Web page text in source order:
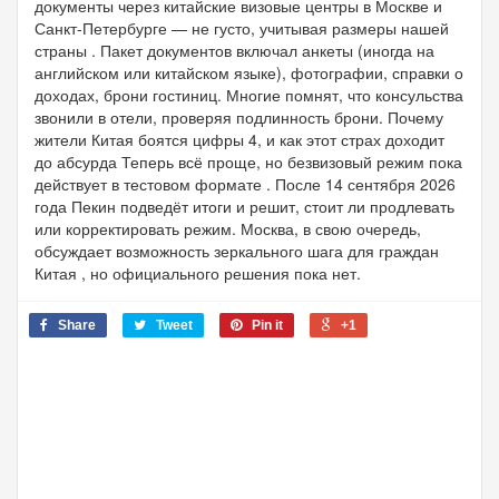
документы через китайские визовые центры в Москве и
Санкт-Петербурге — не густо, учитывая размеры нашей
страны . Пакет документов включал анкеты (иногда на
английском или китайском языке), фотографии, справки о
доходах, брони гостиниц. Многие помнят, что консульства
звонили в отели, проверяя подлинность брони. Почему
жители Китая боятся цифры 4, и как этот страх доходит
до абсурда Теперь всё проще, но безвизовый режим пока
действует в тестовом формате . После 14 сентября 2026
года Пекин подведёт итоги и решит, стоит ли продлевать
или корректировать режим. Москва, в свою очередь,
обсуждает возможность зеркального шага для граждан
Китая , но официального решения пока нет.
Share Tweet Pin it +1